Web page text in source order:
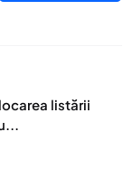
listării